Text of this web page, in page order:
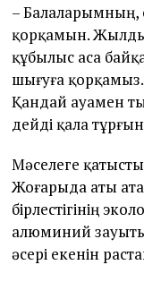
– Балаларымның,
қорқамын.
құбылыс аса
шығуға
Қандай ауамен
дейді қала
Мәселеге
Жоғарыда аты
бірлестігінің
алюминий
әсері екенін